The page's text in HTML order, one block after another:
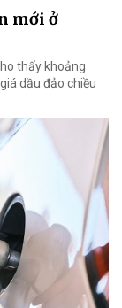
mới ở
thấy khoảng
dầu đảo chiều